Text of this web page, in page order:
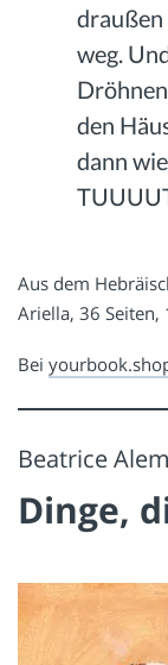
draußen
weg.
den
dann
Aus dem
Ariella, 36 Seiten,
Bei
Beatrice
Dinge,